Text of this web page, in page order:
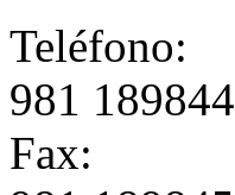
Teléfono:
981 189844
Fax: